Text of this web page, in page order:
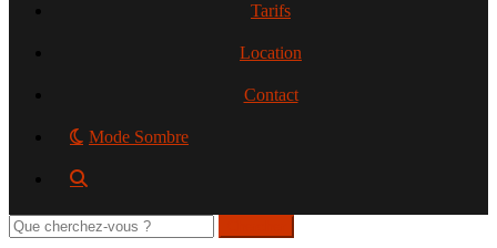
Tarifs
Location
Contact
Mode Sombre
Rechercher
sur